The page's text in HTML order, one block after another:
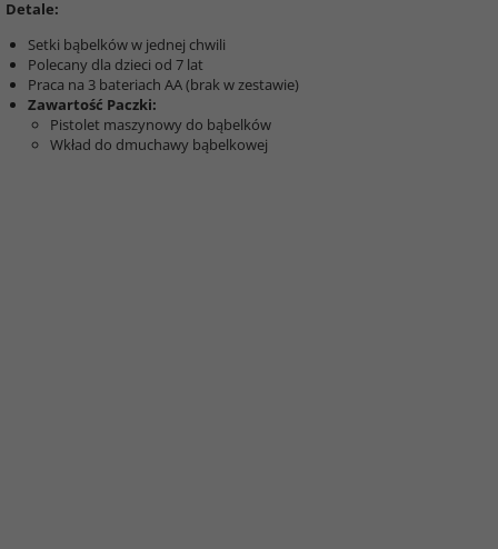
Detale:
Setki bąbelków w jednej chwili
Polecany dla dzieci od 7 lat
Praca na 3 bateriach AA (brak w zestawie)
Zawartość Paczki:
Pistolet maszynowy do bąbelków
Wkład do dmuchawy bąbelkowej